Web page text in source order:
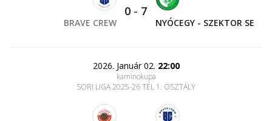
BRAVE CREW
0 - 7
NYÓCEGY - SZEKTOR SE
2026. Január 02. 22:00
kaminokupa
SORI LIGA 2025-26 TÉL 1. OSZTÁLY